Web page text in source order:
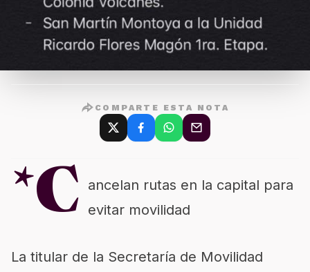
COMPARTE ESTA NOTA
*C ancelan rutas en la capital para
evitar movilidad
La titular de la Secretaría de Movilidad